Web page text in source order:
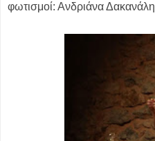
φωτισμοί: Ανδριάνα Δακανάλη